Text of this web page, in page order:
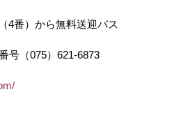
から無料送迎バス
号（075）621-6873